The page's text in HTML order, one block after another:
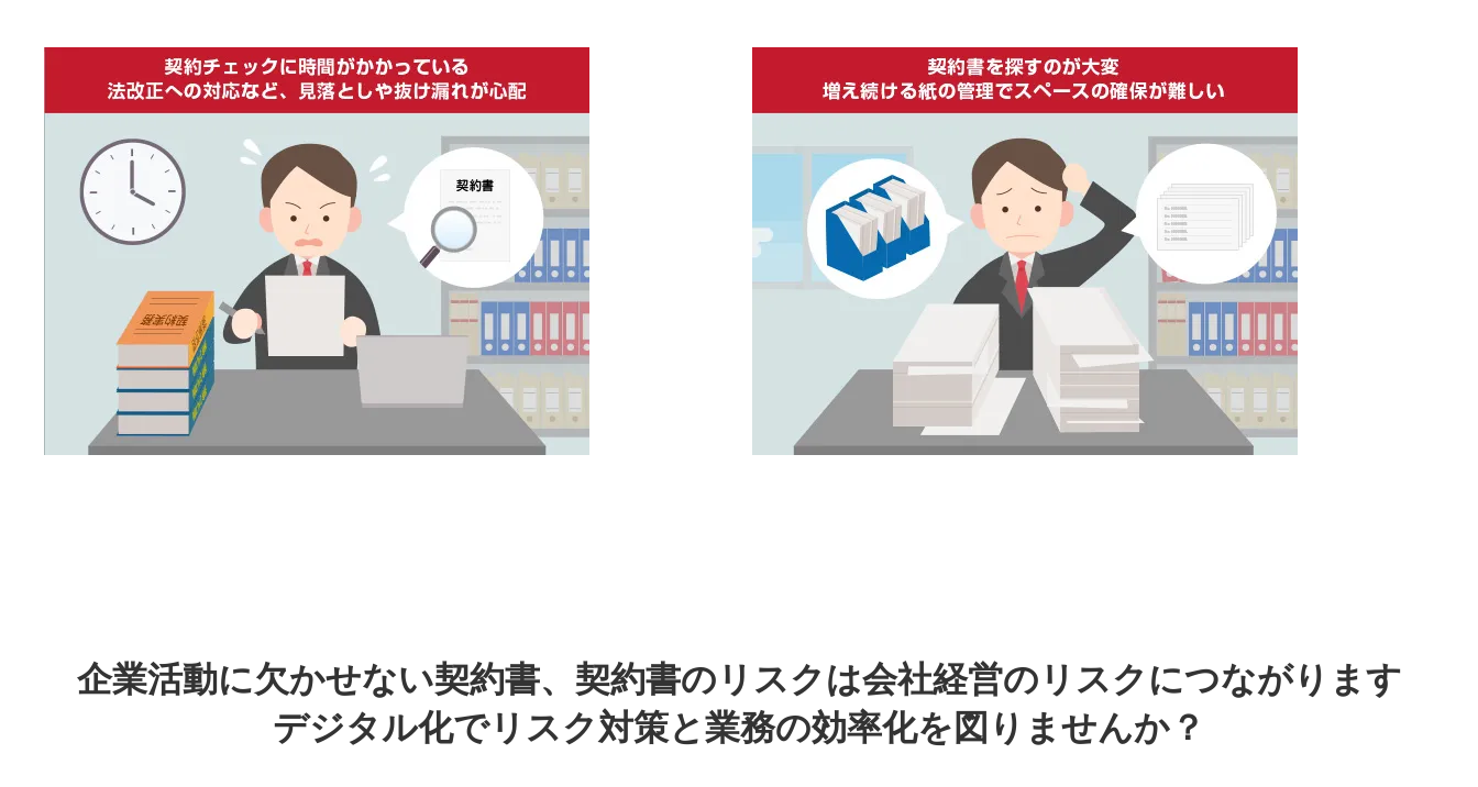
企業活動に欠かせない契約書、契約書のリスクは会社経営のリスクにつながります
デジタル化でリスク対策と業務の効率化を図りませんか？